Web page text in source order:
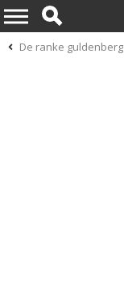
De ranke guldenberg